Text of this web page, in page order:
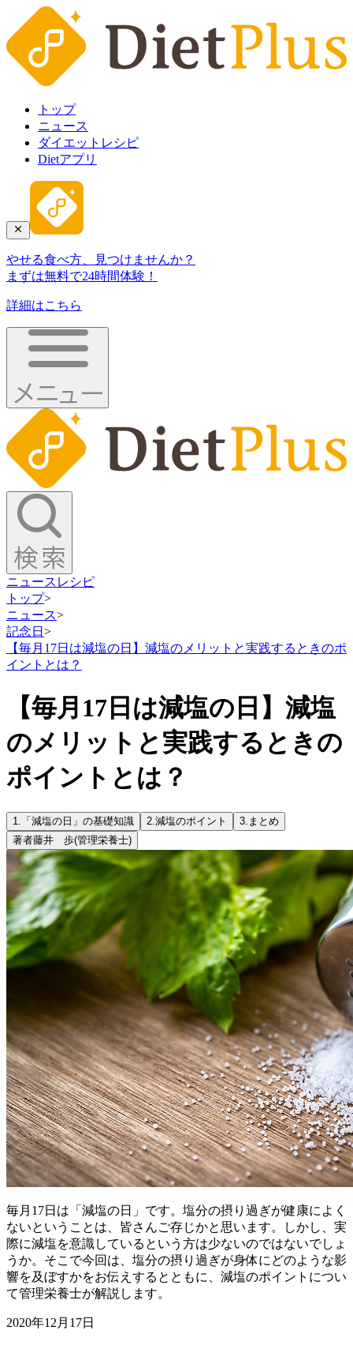
トップ
ニュース
ダイエットレシピ
Dietアプリ
やせる食べ方、見つけませんか？
まずは無料で24時間体験！
詳細はこちら
ニュース レシピ
トップ>
ニュース>
記念日 >
【毎月17日は減塩の日】減塩のメリットと実践するときのポ
イントとは？
【毎月17日は減塩の日】減塩
のメリットと実践するときの
ポイントとは？
1. 「減塩の日」の基礎知識 2.減塩のポイント 3. まとめ
著者藤井 歩(管理栄養士)
毎月17日は「減塩の日」です。塩分の摂り過ぎが健康によく
ないということは、皆さんご存じかと思います。しかし、実
際に減塩を意識しているという方は少ないのではないでしょ
うか。そこで今回は、塩分の摂り過ぎが身体にどのような影
響を及ぼすかをお伝えするとともに、減塩のポイントについ
て管理栄養士が解説します。
2020年12月17日